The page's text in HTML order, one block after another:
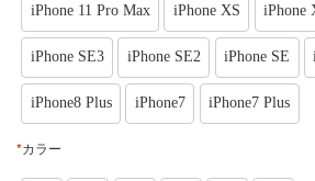
iPhone 11 Pro Max iPhone XS iPhone
iPhone SE3 iPhone SE2 iPhone SE
iPhone8 Plus iPhone7 iPhone7 Plus
*カラー